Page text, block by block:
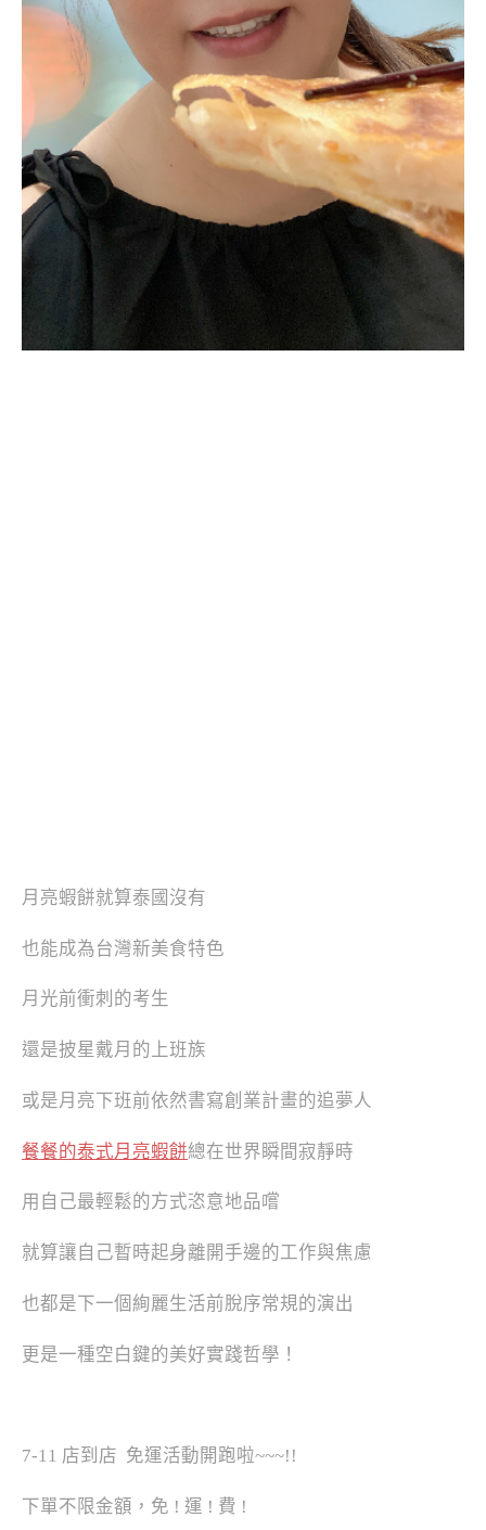
月亮蝦餅就算泰國沒有
也能成為台灣新美食特色
月光前衝刺的考生
還是披星戴月的上班族
或是月亮下班前依然書寫創業計畫的追夢人
餐餐的泰式月亮蝦餅總在世界瞬間寂靜時
用自己最輕鬆的方式恣意地品嚐
就算讓自己暫時起身離開手邊的工作與焦慮
也都是下一個絢麗生活前脫序常規的演出
更是一種空白鍵的美好實踐哲學！
7-11 店到店 免運活動開跑啦~~~!!
下單不限金額，免 ! 運 ! 費 !